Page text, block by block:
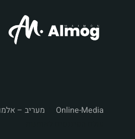
מעריב – Online-Media